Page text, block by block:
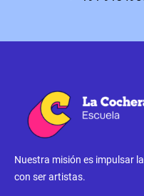
Nuestra misión es impulsar
con ser artistas.